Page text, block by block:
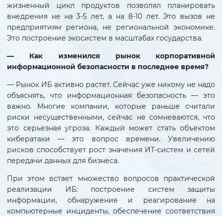
жизненный цикл продуктов позволял планировать
внедрения не на 3-5 лет, а на 8-10 лет. Это вызов не
предприятиям региона, не региональной экономике.
Это построение экосистем в масштабах государства.
— Как изменился рынок корпоративной
информационной безопасности в последнее время?
— Рынок ИБ активно растет. Сейчас уже никому не надо
объяснять, что информационная безопасность — это
важно. Многие компании, которые раньше считали
риски несущественными, сейчас не сомневаются, что
это серьезная угроза. Каждый может стать объектом
кибератаки — это вопрос времени. Увеличению
рисков способствует рост значения ИТ-систем и сетей
передачи данных для бизнеса.
При этом встает множество вопросов практической
реализации ИБ: построение систем защиты
информации, обнаружение и реагирование на
компьютерные инциденты, обеспечение соответствия